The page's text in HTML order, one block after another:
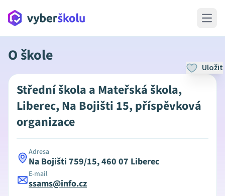
Open
O škole
Uložit
Střední škola a Mateřská škola,
Liberec, Na Bojišti 15, příspěvková
organizace
Adresa
Na Bojišti 759/15, 460 07 Liberec
E-mail
ssams@info.cz